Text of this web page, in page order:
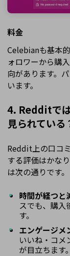
料金
Celebianも基本
ォロワーから購
向があります。
います。
4. Redditで
見られている
Reddit上の口コ
する評価はかな
は次の通りです。
時間が経つと
スでも、購入
す。
エンゲージメ
いいね・コメ
が目立ちます。